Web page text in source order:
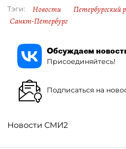
Тэги: Новости
Петербургский
Санкт-Петербург
Обсуждаем
Присоединяйтесь!
Подписаться на
Новости СМИ2